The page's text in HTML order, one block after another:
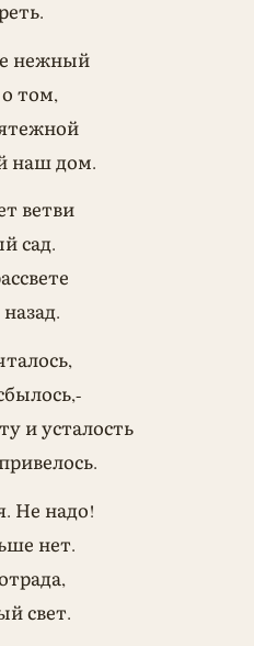
нежный
том,
наш дом.
ветви
сад.
и усталость
Не надо!
нет.
свет.